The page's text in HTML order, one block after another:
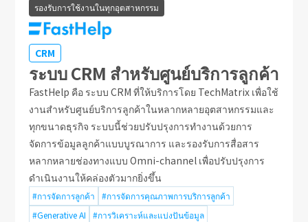
รองรับการใช้งานในทุกอุตสาหกรรม
CRM
ระบบ CRM สำหรับศูนย์บริการลูกค้า
FastHelp คือ ระบบ CRM ที่ให้บริการโดย TechMatrix เพื่อใช้
งานสำหรับศูนย์บริการลูกค้าในหลากหลายอุตสาหกรรมและ
ทุกขนาดธุรกิจ ระบบนี้ช่วยปรับปรุงการทำงานด้วยการ
จัดการข้อมูลลูกค้าแบบบูรณาการ และรองรับการสื่อสาร
หลากหลายช่องทางแบบ Omni-channel เพื่อปรับปรุงการ
ดำเนินงานให้คล่องตัวมากยิ่งขึ้น
#การจัดการลูกค้า
#การจัดการคุณภาพการบริการลูกค้า
#Generative AI
#การวิเคราะห์และแบ่งปันข้อมูล